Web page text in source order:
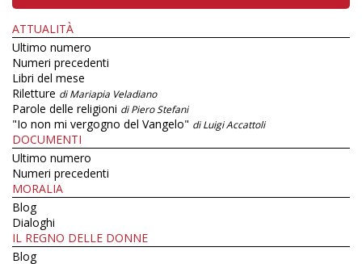
ATTUALITÀ
Ultimo numero
Numeri precedenti
Libri del mese
Riletture di Mariapia Veladiano
Parole delle religioni di Piero Stefani
"Io non mi vergogno del Vangelo" di Luigi Accattoli
DOCUMENTI
Ultimo numero
Numeri precedenti
MORALIA
Blog
Dialoghi
IL REGNO DELLE DONNE
Blog